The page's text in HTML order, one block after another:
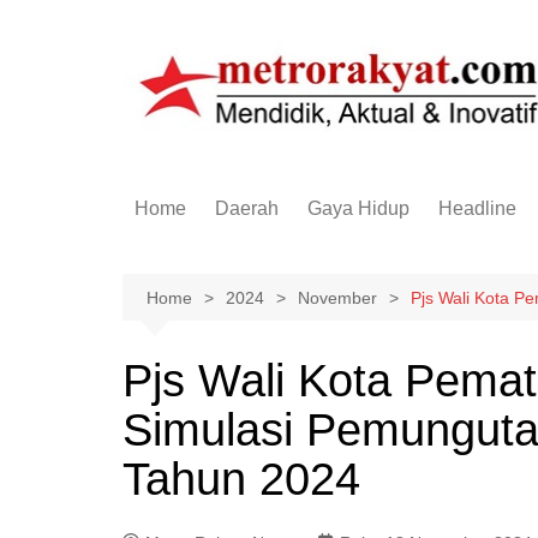
Home Daerah Gaya Hidup
Hiburan
Olahraga
Otomotif
Headline
Home 2024 November Pjs Wali Kota
Pjs Wali Kota
Simulasi
Tahun 2024